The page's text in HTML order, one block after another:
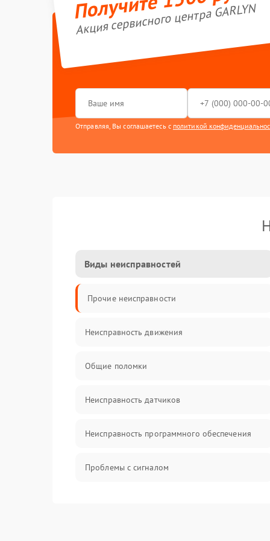
Акция сервисного центра GARLYN
Отправляя, Вы соглашаетесь с политикой
Виды неисправностей
Прочие неисправности
Неисправность движения
Общие поломки
Неисправность датчиков
Неисправность программного обеспечения
Проблемы с сигналом